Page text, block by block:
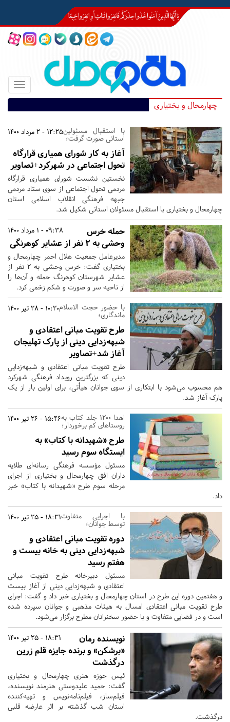
Toggle
چهارمحال و بختیاری
12:25 - 2 مرداد 1400با استقبال مسئولین
استانی صورت گرفت؛
آغاز به کار شورای همیاری قرارگاه
تحول اجتماعی در شهرکرد+تصاویر
نخستین نشست شورای همیاری قرارگاه
مردمی تحول اجتماعی از سوی ستاد مردمی
جبهه فرهنگی انقلاب اسلامی استان
چهارمحال و بختیاری با استقبال مسئولان استانی شکیل شد.
09:38 - 1 مرداد 1400
حمله خرس
وحشی به ۲ نفر از عشایر کوهرنگی
مدیرعامل جمعیت هلال احمر چهارمحال و
بختیاری گفت: خرس وحشی به ۲ نفر از
عشایر شهرستان کوهرنگ حمله و آن‌ها را
از ناحیه سر و صورت و شکم زخمی کرد.
10:20 - 28 تیر 1400با حضور حجت الاسلام
ماندگاری؛
طرح تقویت مبانی اعتقادی و
شبهه‌زدایی دینی از پارک تهلیجان
آغاز شد+تصاویر
طرح تقویت مبانی اعتقادی و شبهه‌زدایی
دینی که بزرگترین رویداد فرهنگی شهرکرد
هم محسوب می‌شود با ابتکاری از سوی جوانان هیأتی، برای اولین بار از یک
پارک آغاز شد.
15:46 - 26 تیر 1400اهدا 1200 جلد کتاب به
روستاهای کم برخوردار؛
طرح «شهیدانه با کتاب» به
ایستگاه سوم رسید
مسئول مؤسسه فرهنگی رسانه‌ای طلایه
داران افق چهارمحال و بختیاری از اجرای
مرحله سوم طرح «شهیدانه با کتاب» خبر
داد.
18:31 - 25 تیر 1400با اجرایی متفاوت
توسط جوانان؛
دوره تقویت مبانی اعتقادی و
شبهه‌زدایی دینی به خانه بیست و
هفتم رسید
مسئول دبیرخانه طرح تقویت مبانی
اعتقادی و شبهه‌زدایی دینی از آغاز بیست
و هفتمین دوره این طرح در استان چهارمحال و بختیاری خبر داد و گفت: اجرای
طرح تقویت مبانی اعتقادی امسال به هیئات مذهبی و جوانان سپرده شده
است و در فضایی متفاوت و با حضور سخنرانان مطرح برگزار می‌شود.
18:31 - 25 تیر 1400
نویسنده رمان
«برشکن» و برنده جایزه قلم زرین
درگذشت
ئیس حوزه هنری چهارمحال و بختیاری
گفت: حمید علیدوستی هنرمند نویسنده،
فیلم‌ساز، فیلم‌نامه‌نویس و تهیه‌کننده
استان شب گذشته بر اثر عارضه قلبی
درگذشت.